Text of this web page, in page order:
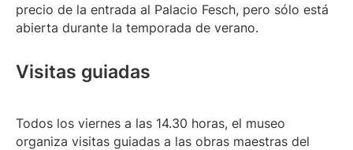
precio de la entrada al Palacio Fesch, pero sólo está
abierta durante la temporada de verano.
Visitas guiadas
Todos los viernes a las 14.30 horas, el museo
organiza visitas guiadas a las obras maestras del